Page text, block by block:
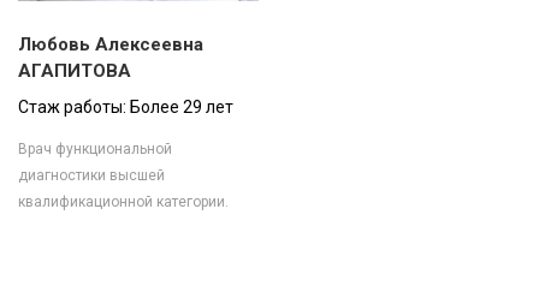
Любовь Алексеевна
АГАПИТОВА
Стаж работы: Более 29 лет
Врач функциональной
диагностики высшей
квалификационной категории.